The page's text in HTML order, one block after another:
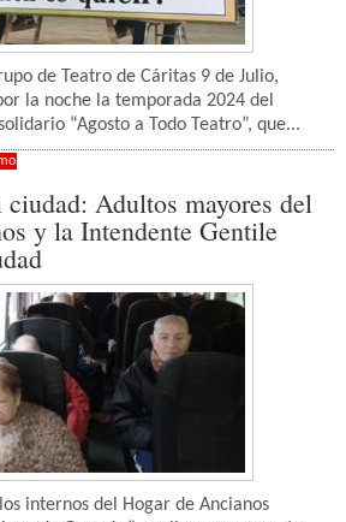
de Teatro de Cáritas 9 de Julio,
la noche la temporada 2024 del
“Agosto a Todo Teatro”, que...
Adultos mayores del
y la Intendente Gentile
internos del Hogar de Ancianos